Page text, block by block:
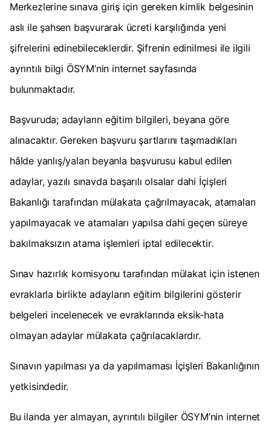
Merkezlerine sınava giriş için gereken kimlik belgesinin
aslı ile şahsen başvurarak ücreti karşılığında yeni
şifrelerini edinebileceklerdir. Şifrenin edinilmesi ile ilgili
ayrıntılı bilgi ÖSYM’nin internet sayfasında
bulunmaktadır.
Başvuruda; adayların eğitim bilgileri, beyana göre
alınacaktır. Gereken başvuru şartlarını taşımadıkları
hâlde yanlış/yalan beyanla başvurusu kabul edilen
adaylar, yazılı sınavda başarılı olsalar dahi İçişleri
Bakanlığı tarafından mülakata çağrılmayacak, atamaları
yapılmayacak ve atamaları yapılsa dahi geçen süreye
bakılmaksızın atama işlemleri iptal edilecektir.
Sınav hazırlık komisyonu tarafından mülakat için istenen
evraklarla birlikte adayların eğitim bilgilerini gösterir
belgeleri incelenecek ve evraklarında eksik-hata
olmayan adaylar mülakata çağrılacaklardır.
Sınavın yapılması ya da yapılmaması İçişleri Bakanlığının
yetkisindedir.
Bu ilanda yer almayan, ayrıntılı bilgiler ÖSYM’nin internet